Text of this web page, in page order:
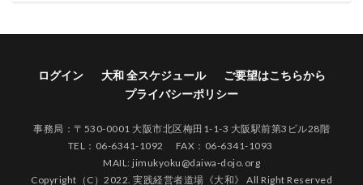
ログイン 大和 全スケジュール
ご要望はこちらから
プライバシーポリシー
事務局：〒530-0001 大阪市北区梅田1-1-3 大阪駅前第3ビル28階
TEL：06-6341-1092 FAX：06-6341-1093
MAIL: jimukyoku@daiwa-dojo.org
Copyright（C）2022. 実践経営者道場《大和》 All Right Reserved